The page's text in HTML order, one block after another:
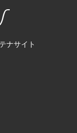
ナサイト